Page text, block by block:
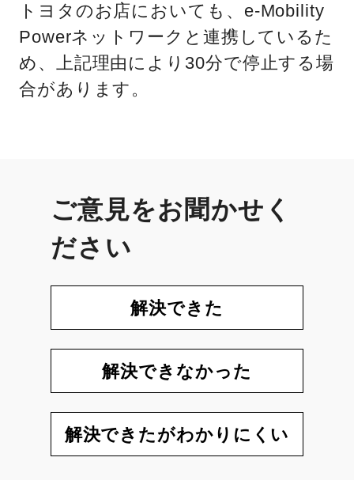
トヨタのお店においても、e-Mobility
Powerネットワークと連携しているた
め、上記理由により30分で停止する場
合があります。
ご意見をお聞かせく
ださい
解決できた
解決できなかった
解決できたがわかりにくい